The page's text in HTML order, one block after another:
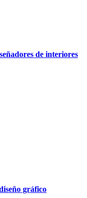
de interiores
gráfico